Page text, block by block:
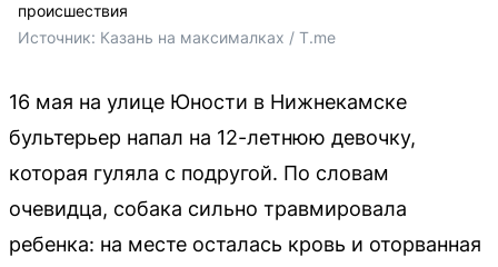
происшествия
Источник: Казань на максималках / T.me
16 мая на улице Юности в Нижнекамске
бультерьер напал на 12-летнюю девочку,
которая гуляла с подругой. По словам
очевидца, собака сильно травмировала
ребенка: на месте осталась кровь и оторванная